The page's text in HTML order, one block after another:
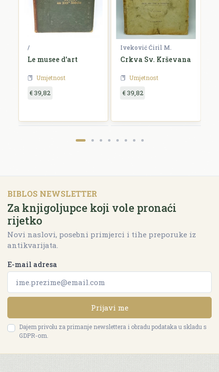
/
Le musee d'art
Umjetnost
€ 39,82
Iveković Ćiril M.
Crkva Sv. Krševana
Umjetnost
€ 39,82
BIBLOS NEWSLETTER
Za knjigoljupce koji vole pronaći
rijetko
Novi naslovi, posebni primjerci i tihe preporuke iz
antikvarijata.
E-mail adresa
Prijavi me
Dajem privolu za primanje newslettera i obradu podataka u skladu s
GDPR-om.